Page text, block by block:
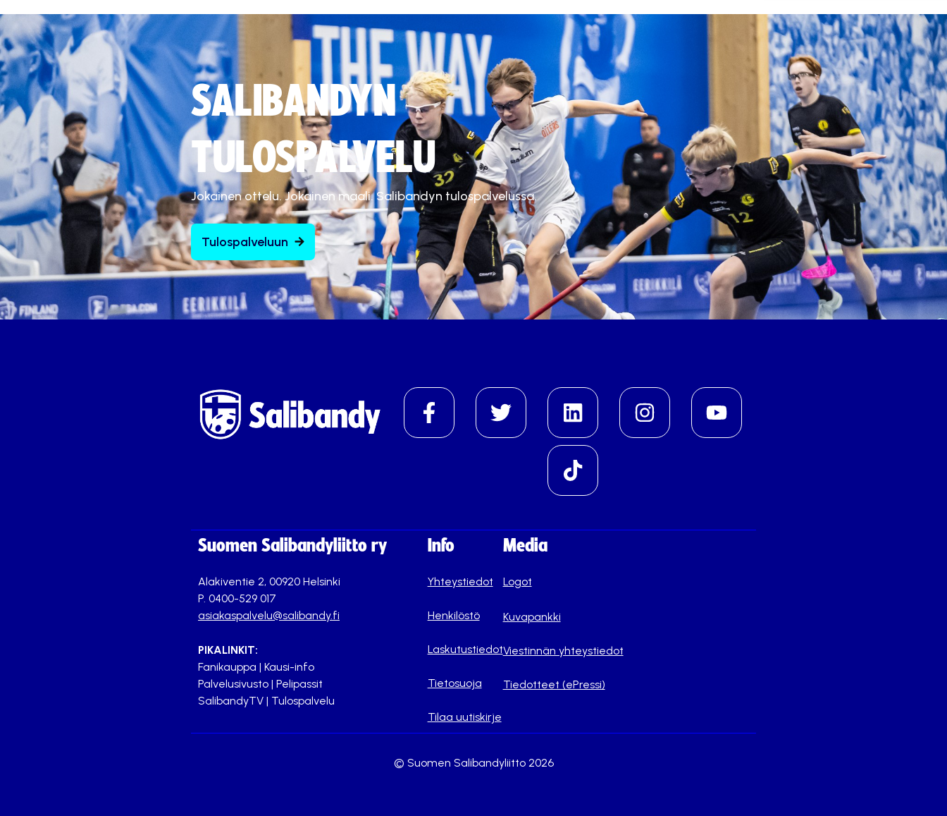
SALIBANDYN
TULOSPALVELU
Jokainen ottelu. Jokainen maali. Salibandyn tulospalvelussa.
Tulospalveluun
Suomen Salibandyliitto ry
Alakiventie 2, 00920 Helsinki
P. 0400-529 017
asiakaspalvelu@salibandy.fi
PIKALINKIT:
Fanikauppa | Kausi-info
Palvelusivusto | Pelipassit
SalibandyTV | Tulospalvelu
Info
Yhteystiedot
Henkilöstö
Laskutustiedot
Tietosuoja
Tilaa uutiskirje
Media
Logot
Kuvapankki
Viestinnän yhteystiedot
Tiedotteet (ePressi)
© Suomen Salibandyliitto 2026